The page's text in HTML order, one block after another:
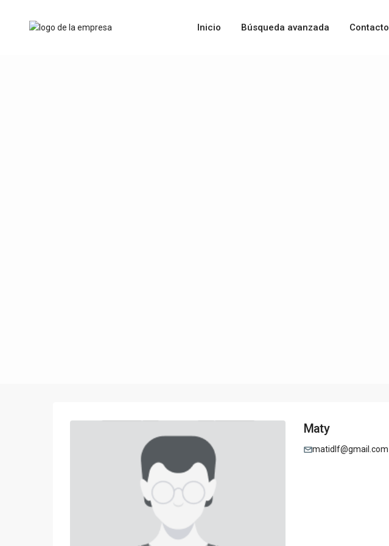
Inicio Búsqueda avanzada Contacto
Maty
matidlf@gmail.com